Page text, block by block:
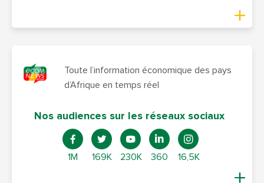
Toute l’information économique des pays
d’Afrique en temps réel
Nos audiences sur les réseaux sociaux
1M 169K 230K 360 16,5K